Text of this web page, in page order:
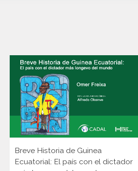
Breve Historia de Guinea
Ecuatorial: El país con el dictador